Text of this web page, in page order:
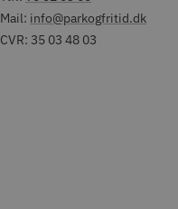
Mail: info@parkogfritid.dk
CVR: 35 03 48 03